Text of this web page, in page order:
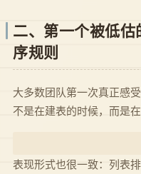
二、第一个被低
序规则
大多数团队第一次真正感
不是在建表的时候，而是
表现形式也很一致：列表